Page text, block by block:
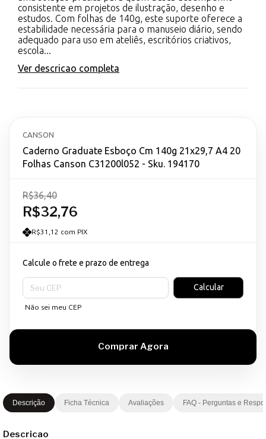
consistente em projetos de ilustração, desenho e
estudos. Com folhas de 140g, este suporte oferece a
estabilidade necessária para o manuseio diário, sendo
adequado para uso em ateliês, escritórios criativos,
escola...
Ver descricao completa
CANSON
Caderno Graduate Esboço Cm 140g 21x29,7 A4 20
Folhas Canson C31200l052 - Sku. 194170
R$32,76
R$36,40
R$31,12 com PIX
Calcule o frete e prazo de entrega
Entregas para o CEP:
Calcular
Não sei meu CEP
Descrição Ficha Técnica Avaliações FAQ - Perguntas e
Descricao